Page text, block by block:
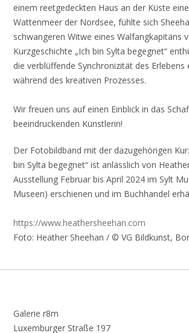
einem reetgedeckten Haus an der Küste
Wattenmeer der Nordsee, fühlte sich
schwangeren Witwe eines Walfangkapitäns
Kurzgeschichte „Ich bin Sylta begegnet“
die verblüffende Synchronizität des Erlebens
während des kreativen Prozesses.
Wir freuen uns auf einen Einblick in das
beeindruckenden Künstlerin!
Der Fotobildband mit der dazugehörigen
bin Sylta begegnet“ ist anlässlich von
Ausstellung Februar bis April 2024 im Sylt
Museen) erschienen und im Buchhandel
https://www.heathersheehan.com
Foto: Heather Sheehan / © VG Bildkunst,
Galerie r8m
Luxemburger Straße 197